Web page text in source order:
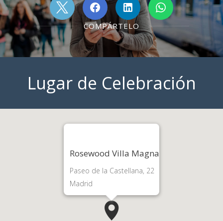
COMPÁRTELO
Lugar de Celebración
Rosewood Villa Magna
Paseo de la Castellana, 22
Madrid